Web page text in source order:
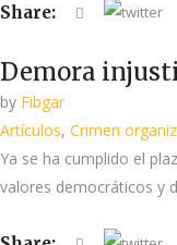
Share:
Demora
by Fibgar
Artículos, Crimen
Ya se ha cumplido el
valores democráticos y